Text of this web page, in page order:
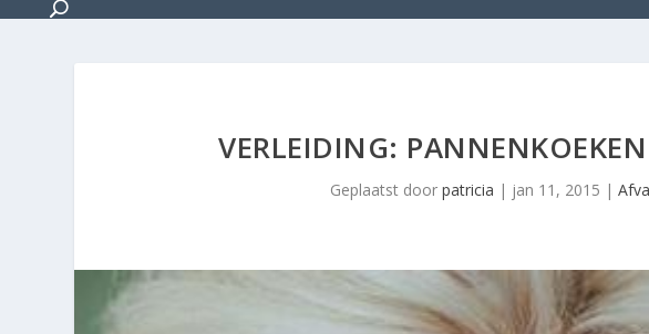
VERLEIDING:
Geplaatst doorpatricia | jan 11, 2015 |